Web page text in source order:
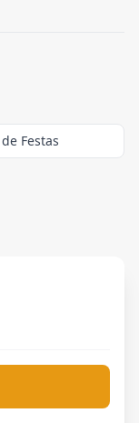
Festas